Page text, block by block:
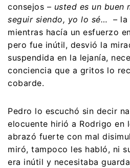
consejos – usted es un buen
seguir siendo, yo lo sé… – la
mientras hacía un esfuerzo
pero fue inútil, desvió la
suspendida en la lejanía,
conciencia que a gritos lo
cobarde.
Pedro lo escuchó sin decir
elocuente hirió a Rodrigo en
abrazó fuerte con mal
miró, tampoco les habló, ni
era inútil y necesitaba